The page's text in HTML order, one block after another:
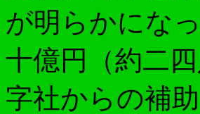
が明らかにな
十億円（約二
字社からの補